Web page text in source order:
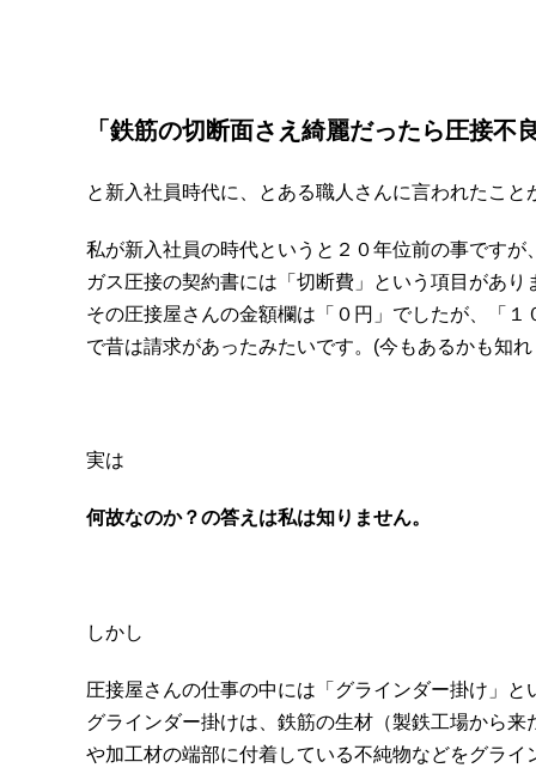
「鉄筋の切断面さえ綺麗だったら圧接不
と新入社員時代に、とある職人さんに言われたこと
私が新入社員の時代というと２０年位前の事ですが
ガス圧接の契約書には「切断費」という項目があり
その圧接屋さんの金額欄は「０円」でしたが、「１
で昔は請求があったみたいです。(今もあるかも知
実は
何故なのか？の答えは私は知りません。
しかし
圧接屋さんの仕事の中には「グラインダー掛け」と
グラインダー掛けは、鉄筋の生材（製鉄工場から来
や加工材の端部に付着している不純物などをグライ